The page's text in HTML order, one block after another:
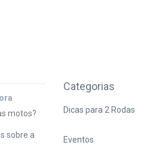
motos?
sobre a
Categorias
Dicas para 2 Rodas
Eventos